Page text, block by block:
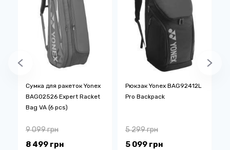
Сумка для ракеток Yonex
BAG02526 Expert Racket
Bag VA (6 pcs)
8 499 грн
9 099 грн
Рюкзак Yonex BAG92412L
Pro Backpack
5 099 грн
5 299 грн